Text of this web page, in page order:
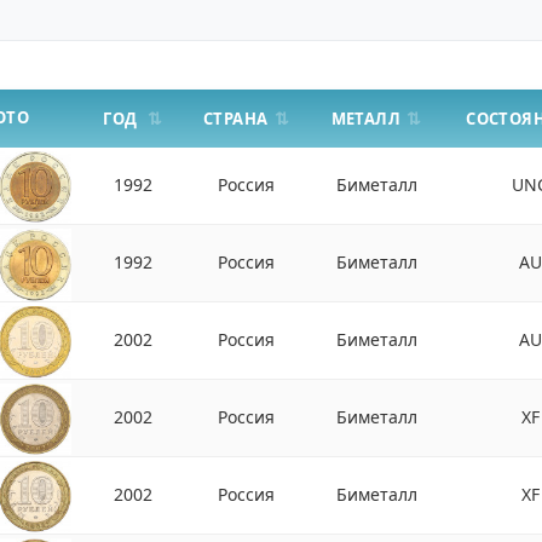
ГОД СТРАНА МЕТАЛЛ
1992 Россия Биметалл
1992 Россия Биметалл AU
2002 Россия Биметалл AU
2002 Россия Биметалл XF
2002 Россия Биметалл XF